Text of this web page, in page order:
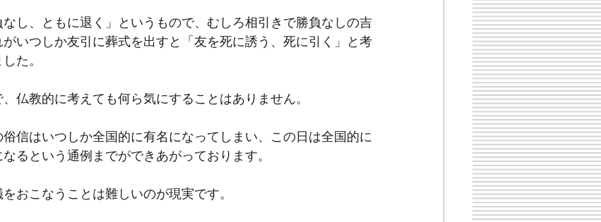
し、ともに退く」というもので、むしろ相引きで勝負なしの吉
いつしか友引に葬式を出すと「友を死に誘う、死に引く」と考
た。
仏教的に考えても何ら気にすることはありません。
信はいつしか全国的に有名になってしまい、この日は全国的に
るという通例までができあがっております。
おこなうことは難しいのが現実です。